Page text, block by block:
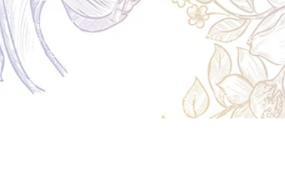
​◎通常商品
5日前の18時まで全額返金。4日目以降〜2日前の18
時まで50%返金。前日は返金不可。
◎大型商品・オーダー商品
10日前〜5日前にかけ資材発注をする為、状況に応
じて返金額が変動します。10日前以降のキャンセル